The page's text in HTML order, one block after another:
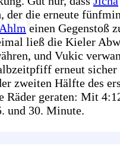
der die erneute
Ahlm einen Gegenstoß
ließ die Kieler
und Vukic
erneut sicher
zweiten Hälfte des
Räder geraten: Mit
und 30. Minute.